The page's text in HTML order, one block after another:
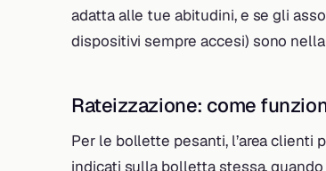
adatta alle tue abitudini, e se gli
dispositivi sempre accesi) sono
Rateizzazione: come
Per le bollette pesanti, l’area clienti
indicati sulla bolletta stessa,